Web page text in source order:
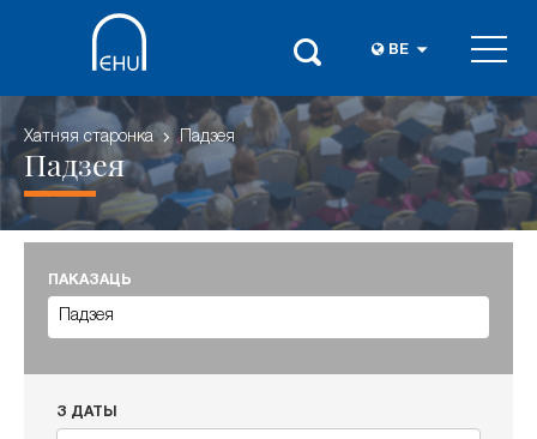
BE
Хатняя старонка Падзея
Падзея
ПАКАЗАЦЬ
З ДАТЫ